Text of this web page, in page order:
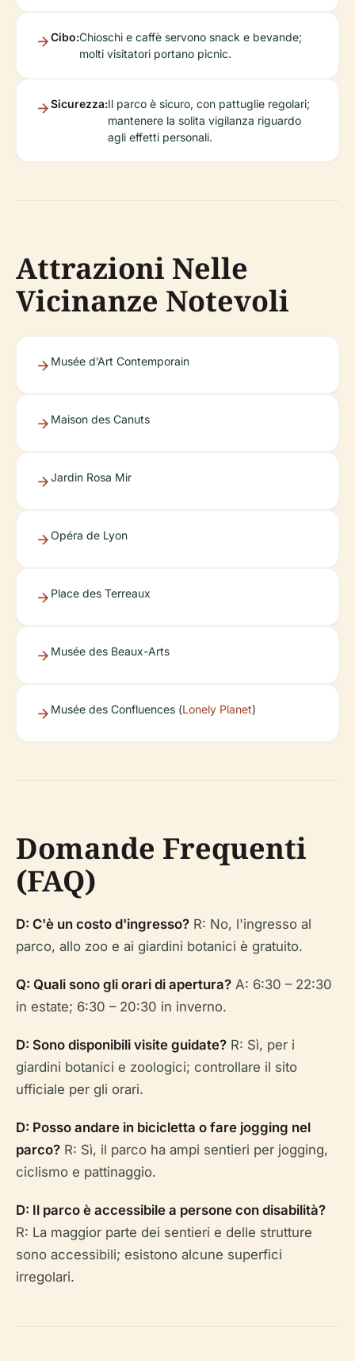
Cibo:Chioschi e caffè servono snack e bevande;
molti visitatori portano picnic.
Sicurezza:Il parco è sicuro, con pattuglie regolari;
mantenere la solita vigilanza riguardo
agli effetti personali.
Attrazioni Nelle
Vicinanze Notevoli
Musée d’Art Contemporain
Maison des Canuts
Jardin Rosa Mir
Opéra de Lyon
Place des Terreaux
Musée des Beaux-Arts
Musée des Confluences (Lonely Planet)
Domande Frequenti
(FAQ)
D: C'è un costo d'ingresso? R: No, l'ingresso al
parco, allo zoo e ai giardini botanici è gratuito.
Q: Quali sono gli orari di apertura? A: 6:30 – 22:30
in estate; 6:30 – 20:30 in inverno.
D: Sono disponibili visite guidate? R: Sì, per i
giardini botanici e zoologici; controllare il sito
ufficiale per gli orari.
D: Posso andare in bicicletta o fare jogging nel
parco? R: Sì, il parco ha ampi sentieri per jogging,
ciclismo e pattinaggio.
D: Il parco è accessibile a persone con disabilità?
R: La maggior parte dei sentieri e delle strutture
sono accessibili; esistono alcune superfici
irregolari.